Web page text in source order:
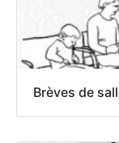
Brèves de